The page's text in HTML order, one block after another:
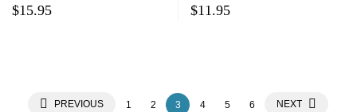
histoire
$15.95
jeunes lecteurs
$11.95
PREVIOUS 1 2 3 4 5 6 NEXT